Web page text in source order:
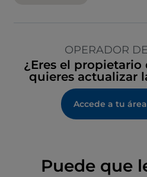
OPERADOR
¿Eres el propietario
quieres actualizar
Accede a tu
Puede que